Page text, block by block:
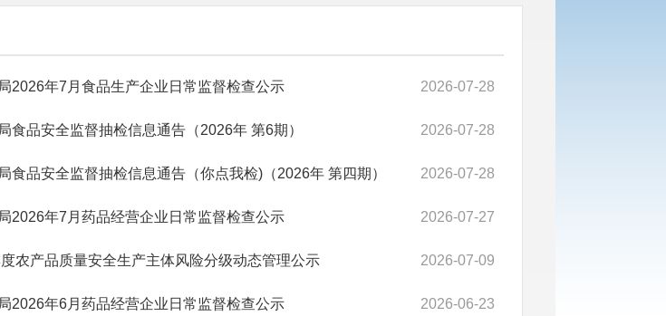
2026-07-28
2026年7月食品生产企业日常监督检查公示
2026-07-28
食品安全监督抽检信息通告（2026年 第6期）
2026-07-28
食品安全监督抽检信息通告（你点我检)（2026年 第四期）
2026-07-27
2026年7月药品经营企业日常监督检查公示
2026-07-09
农产品质量安全生产主体风险分级动态管理公示
2026-06-23
2026年6月药品经营企业日常监督检查公示